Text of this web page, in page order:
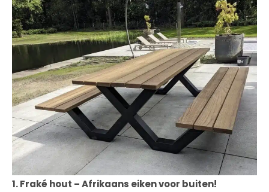
1. Fraké hout – Afrikaans eiken voor buiten!